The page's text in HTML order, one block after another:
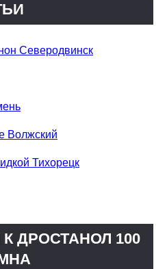
Северодвинск
Волжский
Тихорецк
ДРОСТАНОЛ 100